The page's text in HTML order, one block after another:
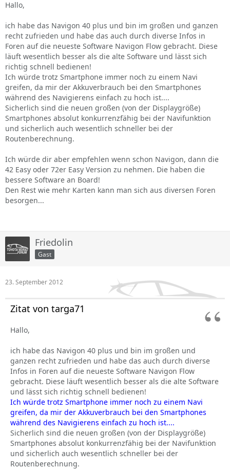
Hallo,
ich habe das Navigon 40 plus und bin im großen und ganzen
recht zufrieden und habe das auch durch diverse Infos in
Foren auf die neueste Software Navigon Flow gebracht. Diese
läuft wesentlich besser als die alte Software und lässt sich
richtig schnell bedienen!
Ich würde trotz Smartphone immer noch zu einem Navi
greifen, da mir der Akkuverbrauch bei den Smartphones
während des Navigierens einfach zu hoch ist....
Sicherlich sind die neuen großen (von der Displaygröße)
Smartphones absolut konkurrenzfähig bei der Navifunktion
und sicherlich auch wesentlich schneller bei der
Routenberechnung.
Ich würde dir aber empfehlen wenn schon Navigon, dann die
42 Easy oder 72er Easy Version zu nehmen. Die haben die
bessere Software an Board!
Den Rest wie mehr Karten kann man sich aus diversen Foren
besorgen...
Friedolin
Gast
23. September 2012
Zitat von targa71
Hallo,
ich habe das Navigon 40 plus und bin im großen und
ganzen recht zufrieden und habe das auch durch diverse
Infos in Foren auf die neueste Software Navigon Flow
gebracht. Diese läuft wesentlich besser als die alte Software
und lässt sich richtig schnell bedienen!
Ich würde trotz Smartphone immer noch zu einem Navi
greifen, da mir der Akkuverbrauch bei den Smartphones
während des Navigierens einfach zu hoch ist....
Sicherlich sind die neuen großen (von der Displaygröße)
Smartphones absolut konkurrenzfähig bei der Navifunktion
und sicherlich auch wesentlich schneller bei der
Routenberechnung.